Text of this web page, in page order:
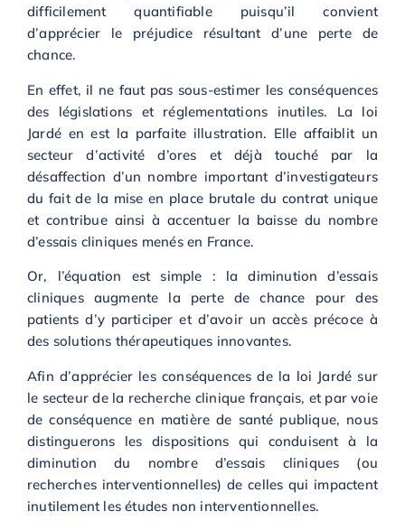
difficilement quantifiable puisqu’il convient
d’apprécier le préjudice résultant d’une perte de
chance.
En effet, il ne faut pas sous-estimer les conséquences
des législations et réglementations inutiles. La loi
Jardé en est la parfaite illustration. Elle affaiblit un
secteur d’activité d’ores et déjà touché par la
désaffection d’un nombre important d’investigateurs
du fait de la mise en place brutale du contrat unique
et contribue ainsi à accentuer la baisse du nombre
d’essais cliniques menés en France.
Or, l’équation est simple : la diminution d’essais
cliniques augmente la perte de chance pour des
patients d’y participer et d’avoir un accès précoce à
des solutions thérapeutiques innovantes.
Afin d’apprécier les conséquences de la loi Jardé sur
le secteur de la recherche clinique français, et par voie
de conséquence en matière de santé publique, nous
distinguerons les dispositions qui conduisent à la
diminution du nombre d’essais cliniques (ou
recherches interventionnelles) de celles qui impactent
inutilement les études non interventionnelles.